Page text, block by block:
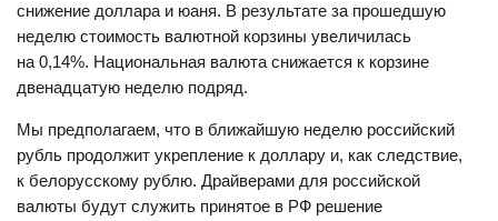
снижение доллара и юаня. В результате за прошедшую
неделю стоимость валютной корзины увеличилась
на 0,14%. Национальная валюта снижается к корзине
двенадцатую неделю подряд.
Мы предполагаем, что в ближайшую неделю российский
рубль продолжит укрепление к доллару и, как следствие,
к белорусскому рублю. Драйверами для российской
валюты будут служить принятое в РФ решение